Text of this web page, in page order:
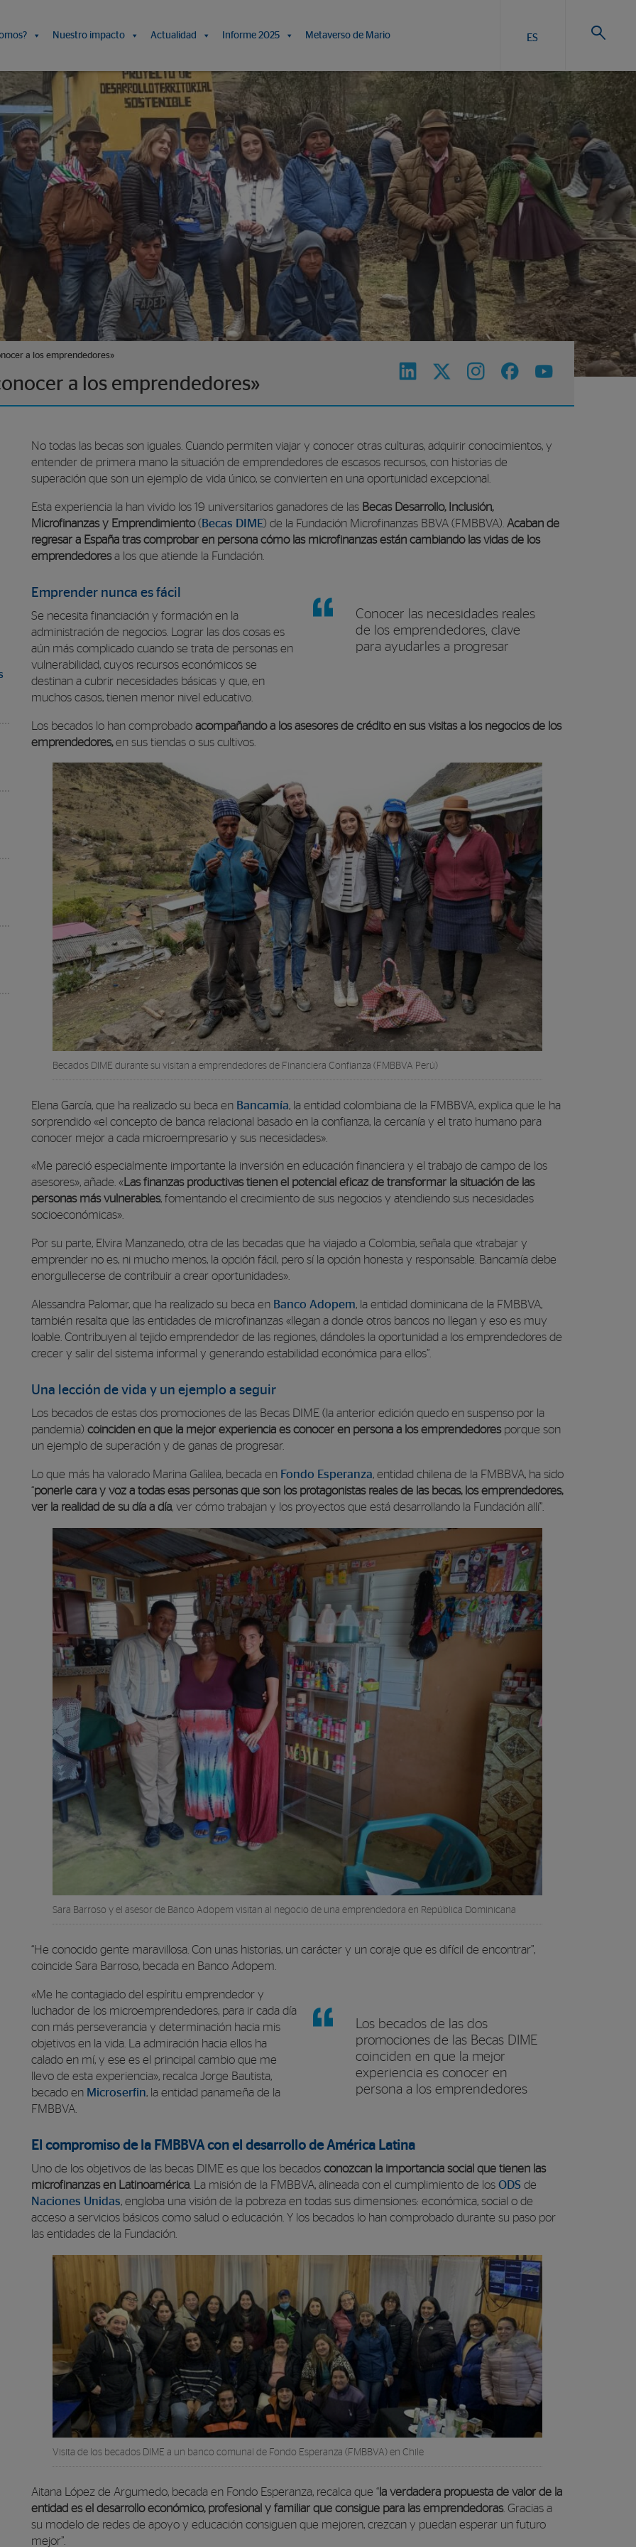
Nuestro impacto Actualidad Informe 2025 Metaverso de Mario ES
a los emprendedores»
a los emprendedores»
No todas las becas son iguales. Cuando permiten viajar y conocer otras culturas, adquirir conocimientos, y
entender de primera mano la situación de emprendedores de escasos recursos, con historias de
superación que son un ejemplo de vida único, se convierten en una oportunidad excepcional.
Esta experiencia la han vivido los 19 universitarios ganadores de las Becas Desarrollo, Inclusión,
Microfinanzas y Emprendimiento( Becas DIME ) de la Fundación Microfinanzas BBVA (FMBBVA). Acaban de
regresar a España tras comprobar en persona cómo las microfinanzas están cambiando las vidas de los
emprendedoresa los que atiende la Fundación.
Conocer las necesidades reales
de los emprendedores, clave
para ayudarles a progresar
Emprender nunca es fácil
Se necesita financiación y formación en la
administración de negocios. Lograr las dos cosas es
aún más complicado cuando se trata de personas en
vulnerabilidad, cuyos recursos económicos se
destinan a cubrir necesidades básicas y que, en
muchos casos, tienen menor nivel educativo.
Los becados lo han comprobado acompañando a los asesores de crédito en sus visitas a los negocios de los
emprendedores,en sus tiendas o sus cultivos.
Becados DIME durante su visitan a emprendedores de Financiera Confianza (FMBBVA Perú)
Elena García, que ha realizado su beca en Bancamía, la entidad colombiana de la FMBBVA, explica que le ha
sorprendido «el concepto de banca relacional basado en la confianza, la cercanía y el trato humano para
conocer mejor a cada microempresario y sus necesidades».
«Me pareció especialmente importante la inversión en educación financiera y el trabajo de campo de los
asesores», añade. «Las finanzas productivas tienen el potencial eficaz de transformar la situación de las
personas más vulnerables, fomentando el crecimiento de sus negocios y atendiendo sus necesidades
socioeconómicas».
Por su parte, Elvira Manzanedo, otra de las becadas que ha viajado a Colombia, señala que «trabajar y
emprender no es, ni mucho menos, la opción fácil, pero sí la opción honesta y responsable. Bancamía debe
enorgullecerse de contribuir a crear oportunidades».
Alessandra Palomar, que ha realizado su beca en Banco Adopem, la entidad dominicana de la FMBBVA,
también resalta que las entidades de microfinanzas «llegan a donde otros bancos no llegan y eso es muy
loable. Contribuyen al tejido emprendedor de las regiones, dándoles la oportunidad a los emprendedores de
crecer y salir del sistema informal y generando estabilidad económica para ellos”.
Una lección de vida y un ejemplo a seguir
Los becados de estas dos promociones de las Becas DIME (la anterior edición quedo en suspenso por la
pandemia) coinciden en que la mejor experiencia es conocer en persona a los emprendedoresporque son
un ejemplo de superación y de ganas de progresar.
Lo que más ha valorado Marina Galilea, becada en Fondo Esperanza, entidad chilena de la FMBBVA, ha sido
“ponerle cara y voz a todas esas personas que son los protagonistas reales de las becas, los emprendedores,
ver la realidad de su día a día, ver cómo trabajan y los proyectos que está desarrollando la Fundación allí”.
Sara Barroso y el asesor de Banco Adopem visitan al negocio de una emprendedora en República Dominicana
“He conocido gente maravillosa. Con unas historias, un carácter y un coraje que es difícil de encontrar”,
coincide Sara Barroso, becada en Banco Adopem.
Los becados de las dos
promociones de las Becas DIME
coinciden en que la mejor
experiencia es conocer en
persona a los emprendedores
«Me he contagiado del espíritu emprendedor y
luchador de los microemprendedores, para ir cada día
con más perseverancia y determinación hacia mis
objetivos en la vida. La admiración hacia ellos ha
calado en mí, y ese es el principal cambio que me
llevo de esta experiencia», recalca Jorge Bautista,
becado en Microserfin, la entidad panameña de la
FMBBVA.
El compromiso de la FMBBVA con el desarrollo de América Latina
Uno de los objetivos de las becas DIME es que los becados conozcan la importancia social que tienen las
microfinanzas en Latinoamérica . La misión de la FMBBVA, alineada con el cumplimiento de los ODS de
Naciones Unidas, engloba una visión de la pobreza en todas sus dimensiones: económica, social o de
acceso a servicios básicos como salud o educación. Y los becados lo han comprobado durante su paso por
las entidades de la Fundación.
Visita de los becados DIME a un banco comunal de Fondo Esperanza (FMBBVA) en Chile
Aitana López de Argumedo, becada en Fondo Esperanza, recalca que “la verdadera propuesta de valor de la
entidad es el desarrollo económico, profesional y familiar que consigue para las emprendedoras. Gracias a
su modelo de redes de apoyo y educación consiguen que mejoren, crezcan y puedan esperar un futuro
mejor”.